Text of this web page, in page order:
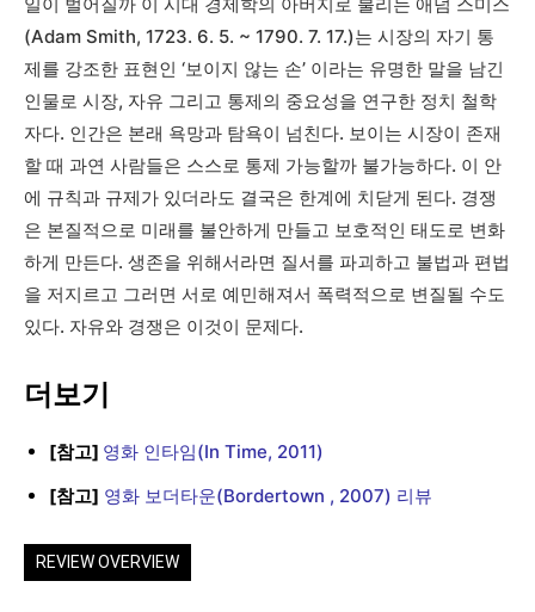
(Adam Smith, 1723. 6. 5. ~ 1790. 7. 17.)는 시장의 자기 통
제를 강조한 표현인 ‘보이지 않는 손’ 이라는 유명한 말을 남긴
인물로 시장, 자유 그리고 통제의 중요성을 연구한 정치 철학
자다. 인간은 본래 욕망과 탐욕이 넘친다. 보이는 시장이 존재
할 때 과연 사람들은 스스로 통제 가능할까 불가능하다. 이 안
에 규칙과 규제가 있더라도 결국은 한계에 치닫게 된다. 경쟁
은 본질적으로 미래를 불안하게 만들고 보호적인 태도로 변화
하게 만든다. 생존을 위해서라면 질서를 파괴하고 불법과 편법
을 저지르고 그러면 서로 예민해져서 폭력적으로 변질될 수도
있다. 자유와 경쟁은 이것이 문제다.
더보기
[참고] 영화 인타임(In Time, 2011)
[참고] 영화 보더타운(Bordertown , 2007) 리뷰
REVIEW OVERVIEW